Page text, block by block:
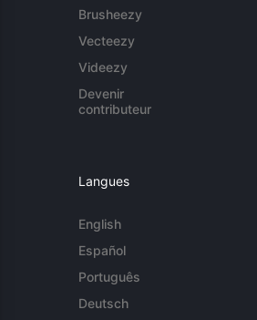
Brusheezy
Vecteezy
Videezy
Devenir
contributeur
Langues
English
Español
Português
Deutsch